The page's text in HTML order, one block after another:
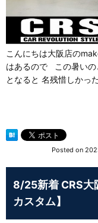
こんにちは大阪店の
はあるので この暑い
となると 名残惜しか
Posted on
8/25新着 CRS大
カスタム】